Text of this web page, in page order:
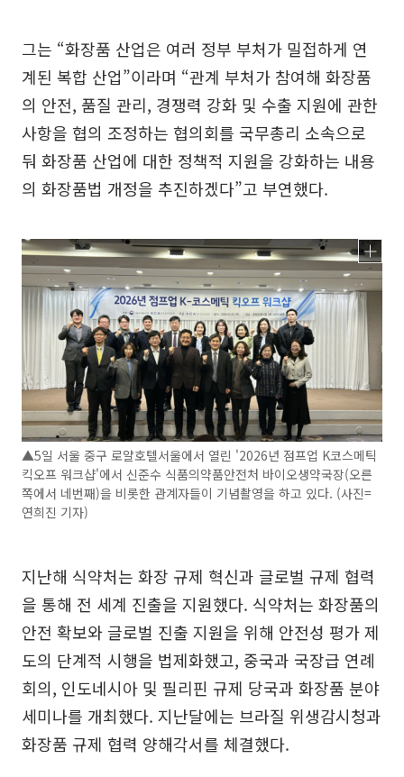
그는 “화장품 산업은 여러 정부 부처가 밀접하게 연
계된 복합 산업”이라며 “관계 부처가 참여해 화장품
의 안전, 품질 관리, 경쟁력 강화 및 수출 지원에 관한
사항을 협의 조정하는 협의회를 국무총리 소속으로
둬 화장품 산업에 대한 정책적 지원을 강화하는 내용
의 화장품법 개정을 추진하겠다”고 부연했다.
▲5일 서울 중구 로얄호텔서울에서 열린 '2026년 점프업 K코스메틱
킥오프 워크샵'에서 신준수 식품의약품안전처 바이오생약국장(오른
쪽에서 네번째)을 비롯한 관계자들이 기념촬영을 하고 있다. (사진=
연희진 기자)
지난해 식약처는 화장 규제 혁신과 글로벌 규제 협력
을 통해 전 세계 진출을 지원했다. 식약처는 화장품의
안전 확보와 글로벌 진출 지원을 위해 안전성 평가 제
도의 단계적 시행을 법제화했고, 중국과 국장급 연례
회의, 인도네시아 및 필리핀 규제 당국과 화장품 분야
세미나를 개최했다. 지난달에는 브라질 위생감시청과
화장품 규제 협력 양해각서를 체결했다.